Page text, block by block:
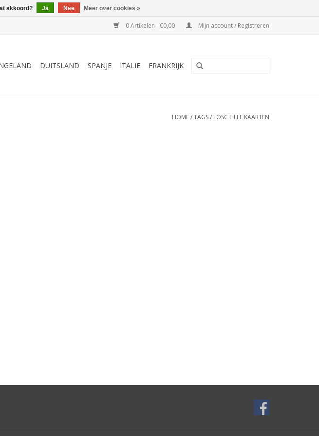
0 Artikelen - €0,00 Mijn account / Registreren
DUITSLAND SPANJE ITALIE FRANKRIJK
HOME/TAGS/ LOSC LILLE KAARTEN
akkoord? Ja Nee Meer over cookies »